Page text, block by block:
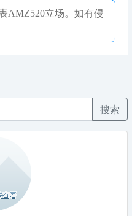
AMZ520立场。如有侵
搜索